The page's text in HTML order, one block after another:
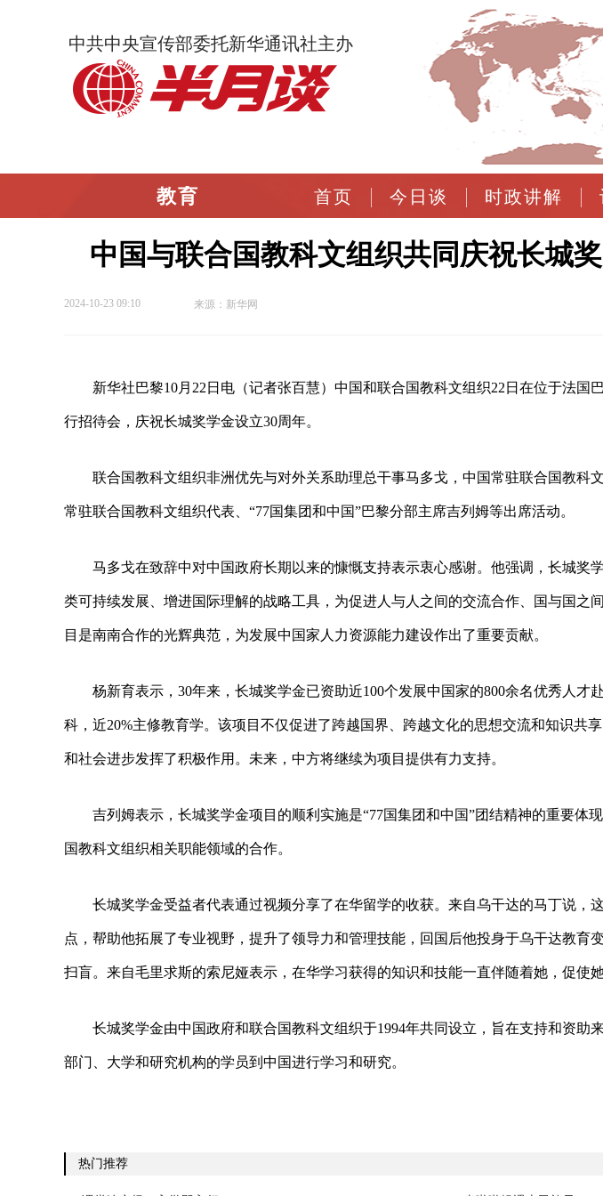
中共中央宣传部委托新华通讯社主办
教育 首页 今日谈 时政讲解
中国与联合国教科文组织共同庆祝长城
2024-10-23 09:10 来源：新华网
新华社巴黎10月22日电（记者张百慧）中国和联合国教科文组织22日在位于法国
行招待会，庆祝长城奖学金设立30周年。
联合国教科文组织非洲优先与对外关系助理总干事马多戈，中国常驻联合国教科
常驻联合国教科文组织代表、“77国集团和中国”巴黎分部主席吉列姆等出席活动。
马多戈在致辞中对中国政府长期以来的慷慨支持表示衷心感谢。他强调，长城奖
类可持续发展、增进国际理解的战略工具，为促进人与人之间的交流合作、国与国之
目是南南合作的光辉典范，为发展中国家人力资源能力建设作出了重要贡献。
杨新育表示，30年来，长城奖学金已资助近100个发展中国家的800余名优秀人才
科，近20%主修教育学。该项目不仅促进了跨越国界、跨越文化的思想交流和知识共
和社会进步发挥了积极作用。未来，中方将继续为项目提供有力支持。
吉列姆表示，长城奖学金项目的顺利实施是“77国集团和中国”团结精神的重要体
国教科文组织相关职能领域的合作。
长城奖学金受益者代表通过视频分享了在华留学的收获。来自乌干达的马丁说，
点，帮助他拓展了专业视野，提升了领导力和管理技能，回国后他投身于乌干达教育
扫盲。来自毛里求斯的索尼娅表示，在华学习获得的知识和技能一直伴随着她，促使
长城奖学金由中国政府和联合国教科文组织于1994年共同设立，旨在支持和资助
部门、大学和研究机构的学员到中国进行学习和研究。
热门推荐